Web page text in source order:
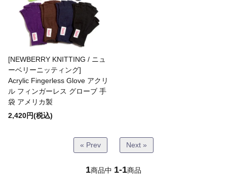
[NEWBERRY KNITTING / ニュ
ーベリーニッティング]
Acrylic Fingerless Glove アクリ
ル フィンガーレス グローブ 手
袋 アメリカ製
2,420円(税込)
« Prev Next »
1商品中 1-1商品
Jacket,Coat(ジャケット,コート)
Headwear(キャップ,ハット等)
Footwear(シューズ,ブーツ,サンダル等)